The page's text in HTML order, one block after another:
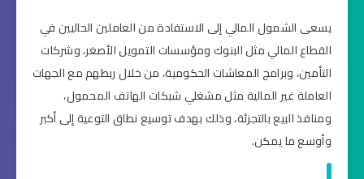
يسعى الشمول المالي إلى الاستفادة من العاملين الحاليين في
القطاع المالي مثل البنوك ومؤسسات التمويل الأصغر، وشركات
التأمين، وبرامج المعاشات الحكومية، من خلال ربطهم مع الجهات
العاملة غير المالية مثل مشغلي شبكات الهاتف المحمول،
ومنافذ البيع بالتجزئة، وذلك بهدف توسيع نطاق التوعية إلى أكبر
وأوسع ما يمكن.